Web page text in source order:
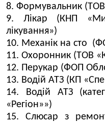
Формувальник
Лікар (КНП
лікування»)
Механік на сто
Охоронник (ТОВ
Перукар (ФОП
Водій АТЗ (КП
Водій АТЗ
«Регіон»»)
Слюсар з